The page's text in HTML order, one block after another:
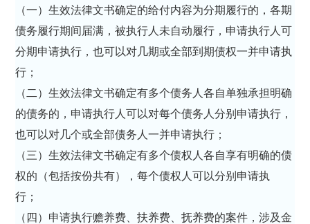
（一）生效法律文书确定的给付内容为分期履行的，各期
债务履行期间届满，被执行人未自动履行，申请执行人可
分期申请执行，也可以对几期或全部到期债权一并申请执
行；
（二）生效法律文书确定有多个债务人各自单独承担明确
的债务的，申请执行人可以对每个债务人分别申请执行，
也可以对几个或全部债务人一并申请执行；
（三）生效法律文书确定有多个债权人各自享有明确的债
权的（包括按份共有），每个债权人可以分别申请执
行；
（四）申请执行赡养费、扶养费、抚养费的案件，涉及金